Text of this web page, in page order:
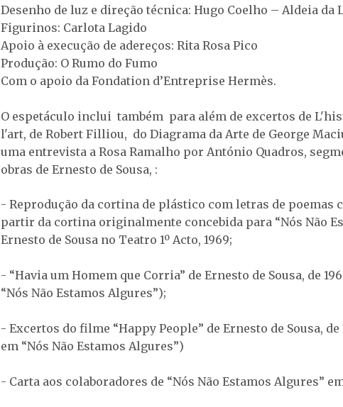
Desenho de luz e direção técnica: Hugo Coelho – Aldeia da
Figurinos: Carlota Lagido
Apoio à execução de adereços: Rita Rosa Pico
Produção: O Rumo do Fumo
Com o apoio da Fondation d’Entreprise Hermès.
O espetáculo inclui também para além de excertos de
l'art, de Robert Filliou, do Diagrama da Arte de George
uma entrevista a Rosa Ramalho por António Quadros,
obras de Ernesto de Sousa, :
- Reprodução da cortina de plástico com letras de poemas
partir da cortina originalmente concebida para “Nós Não
Ernesto de Sousa no Teatro 1º Acto, 1969;
- “Havia um Homem que Corria” de Ernesto de Sousa, de
“Nós Não Estamos Algures”);
- Excertos do filme “Happy People” de Ernesto de Sousa,
em “Nós Não Estamos Algures”)
- Carta aos colaboradores de “Nós Não Estamos Algures”